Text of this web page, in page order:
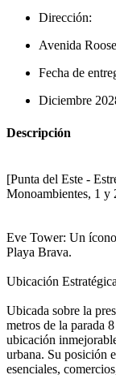
Dirección:
Avenida
Fecha de
Diciembre
Descripción
[Punta del Este -
Monoambientes, 1 y
Eve Tower: Un
Playa Brava.
Ubicación Estratégica
Ubicada sobre la
metros de la parada
ubicación
urbana. Su posición
esenciales,